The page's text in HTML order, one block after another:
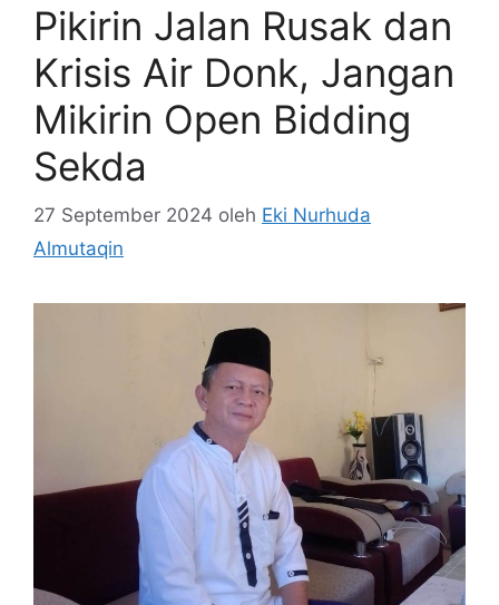
Pikirin Jalan Rusak dan
Krisis Air Donk, Jangan
Mikirin Open Bidding
Sekda
27 September 2024 oleh Eki Nurhuda
Almutaqin